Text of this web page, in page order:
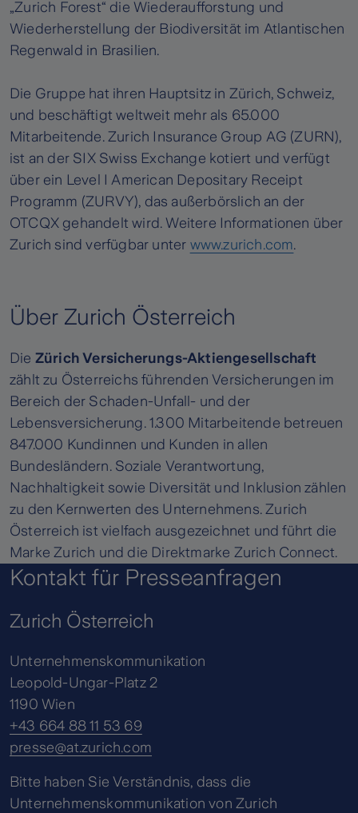
„Zurich Forest“ die Wiederaufforstung und
Wiederherstellung der Biodiversität im Atlantischen
Regenwald in Brasilien.
Die Gruppe hat ihren Hauptsitz in Zürich, Schweiz,
und beschäftigt weltweit mehr als 65.000
Mitarbeitende. Zurich Insurance Group AG (ZURN),
ist an der SIX Swiss Exchange kotiert und verfügt
über ein Level I American Depositary Receipt
Programm (ZURVY), das außerbörslich an der
OTCQX gehandelt wird. Weitere Informationen über
Zurich sind verfügbar unter www.zurich.com.
Über Zurich Österreich
Die Zürich Versicherungs-Aktiengesellschaft
zählt zu Österreichs führenden Versicherungen im
Bereich der Schaden-Unfall- und der
Lebensversicherung. 1.300 Mitarbeitende betreuen
847.000 Kundinnen und Kunden in allen
Bundesländern. Soziale Verantwortung,
Nachhaltigkeit sowie Diversität und Inklusion zählen
zu den Kernwerten des Unternehmens. Zurich
Österreich ist vielfach ausgezeichnet und führt die
Marke Zurich und die Direktmarke Zurich Connect.
Kontakt für Presseanfragen
Zurich Österreich
Unternehmenskommunikation
Leopold-Ungar-Platz 2
1190 Wien
+43 664 88 11 53 69
presse@at.zurich.com
Bitte haben Sie Verständnis, dass die
Unternehmenskommunikation von Zurich